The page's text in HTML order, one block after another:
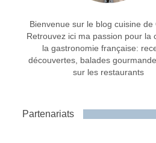
Bienvenue sur le blog cuisine de
Retrouvez ici ma passion pour la
la gastronomie française:
découvertes, balades
sur les restaurants
Partenariats